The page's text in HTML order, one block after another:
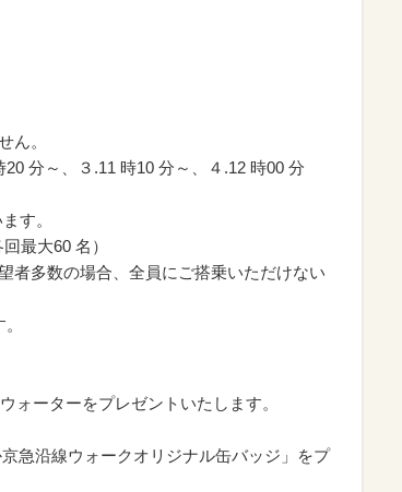
ん。
分～、３.11 時10 分～、４.12 時00 分
す。
最大60 名）
者多数の場合、全員にご搭乗いただけない
ォーターをプレゼントいたします。
急沿線ウォークオリジナル缶バッジ」をプ